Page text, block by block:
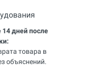
14 дней после
товара в
объяснений.